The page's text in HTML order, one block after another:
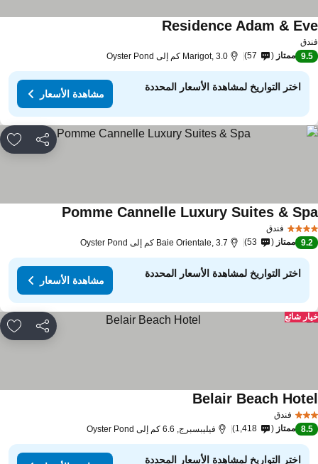
Residence Adam &
9.5 ممتاز 57 Marigot, 3.0 كم إلى Oyster Pond
اختر التواريخ لمشاهدة الأسعار المحددة
مشاهدة الأسعار
مشاركة
فندق
Pomme Cannelle Luxury Suites &
9.2 ممتاز 53 Baie Orientale, 3.7 كم إلى Oyster Pond
اختر التواريخ لمشاهدة الأسعار المحددة
مشاهدة الأسعار
مشاركة
شائع
فندق
Belair Beach
8.5 ممتاز 1,418 فيليبسبرج, 6.6 كم إلى Oyster Pond
اختر التواريخ لمشاهدة الأسعار المحددة